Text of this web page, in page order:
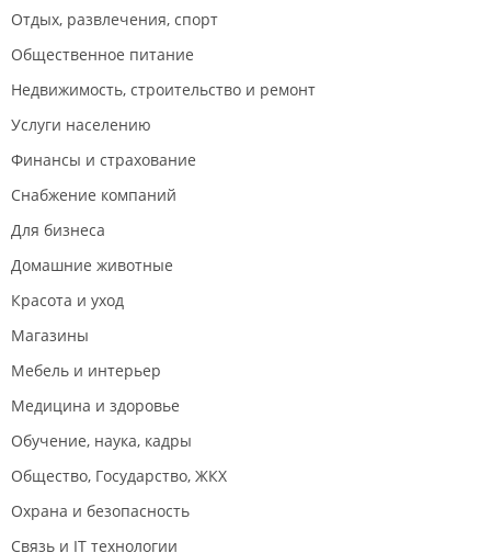
Отдых, развлечения, спорт
Общественное питание
Недвижимость, строительство и ремонт
Услуги населению
Финансы и страхование
Снабжение компаний
Для бизнеса
Домашние животные
Красота и уход
Магазины
Мебель и интерьер
Медицина и здоровье
Обучение, наука, кадры
Общество, Государство, ЖКХ
Охрана и безопасность
Связь и IT технологии